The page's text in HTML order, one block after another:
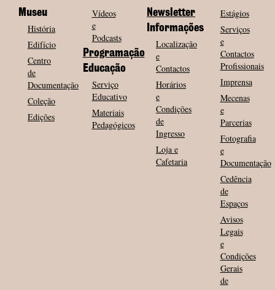
Museu
História
Edifício
Centro
de
Documentação
Coleção
Edições
Vídeos
e
Podcasts
Programação
Educação
Serviço
Educativo
Materiais
Pedagógicos
Newsletter
Informações
Localização
e
Contactos
Horários
e
Condições
de
Ingresso
Loja e
Cafetaria
Estágios
Serviços
e
Contactos
Profissionais
Imprensa
Mecenas
e
Parcerias
Fotografia
e
Documentação
Cedência
de
Espaços
Avisos
Legais
e
Condições
Gerais
de